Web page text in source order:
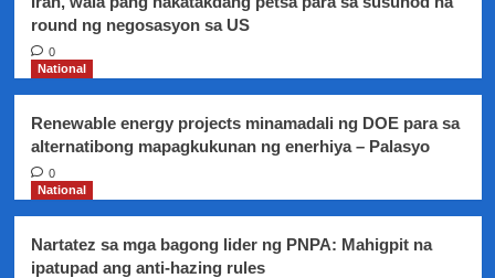
19
round ng negosasyon sa US
0
National
Renewable energy projects minamadali ng DOE para sa
alternatibong mapagkukunan ng enerhiya – Palasyo
0
National
Nartatez sa mga bagong lider ng PNPA: Mahigpit na
ipatupad ang anti-hazing rules